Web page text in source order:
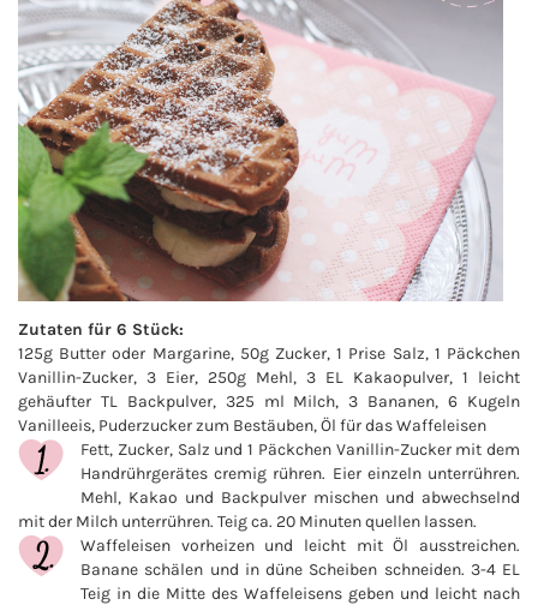
Zutaten für 6 Stück:
125g Butter oder Margarine, 50g Zucker, 1 Prise Salz, 1 Päckchen
Vanillin-Zucker, 3 Eier, 250g Mehl, 3 EL Kakaopulver, 1 leicht
gehäufter TL Backpulver, 325 ml Milch, 3 Bananen, 6 Kugeln
Vanilleeis, Puderzucker zum Bestäuben, Öl für das Waffeleisen
Fett, Zucker, Salz und 1 Päckchen Vanillin-Zucker mit dem
Handrührgerätes cremig rühren. Eier einzeln unterrühren.
Mehl, Kakao und Backpulver mischen und abwechselnd
mit der Milch unterrühren. Teig ca. 20 Minuten quellen lassen.
Waffeleisen vorheizen und leicht mit Öl ausstreichen.
Banane schälen und in düne Scheiben schneiden. 3-4 EL
Teig in die Mitte des Waffeleisens geben und leicht nach